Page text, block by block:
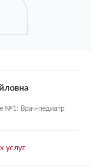
№1: Врач-педиатр
услуг